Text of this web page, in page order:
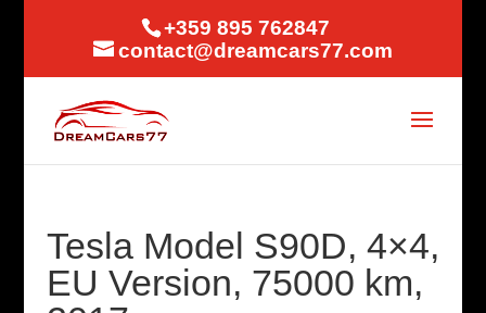
+359 895 762847
contact@dreamcars77.com
Tesla Model S90D, 4×4,
EU Version, 75000 km,